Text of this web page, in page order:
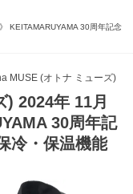
KEITAMARUYAMA 30周年記念
MUSE (オトナ ミューズ)
2024年 11月
30周年記
冷・保温機能